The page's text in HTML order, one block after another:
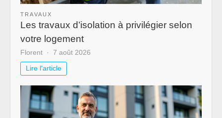
TRAVAUX
Les travaux d’isolation à privilégier selon
votre logement
Florent 7 août 2026
Lire l'article